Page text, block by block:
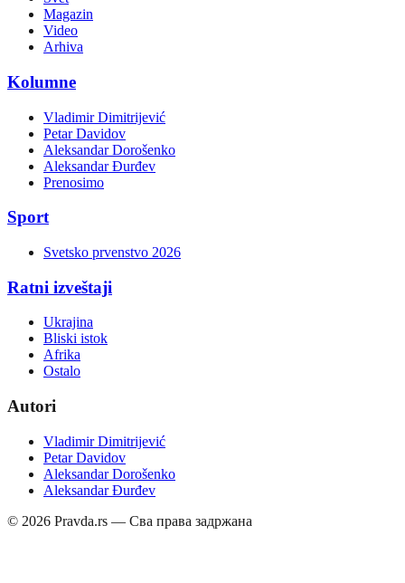
Magazin
Video
Arhiva
Kolumne
Vladimir Dimitrijević
Petar Davidov
Aleksandar Dorošenko
Aleksandar Đurđev
Prenosimo
Sport
Svetsko prvenstvo 2026
Ratni izveštaji
Ukrajina
Bliski istok
Afrika
Ostalo
Autori
Vladimir Dimitrijević
Petar Davidov
Aleksandar Dorošenko
Aleksandar Đurđev
© 2026 Pravda.rs — Сва права задржана